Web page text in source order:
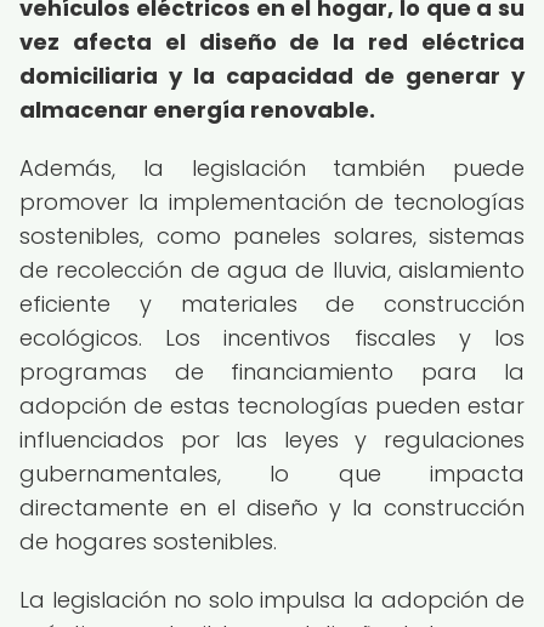
vehículos eléctricos en el hogar, lo que a su
vez afecta el diseño de la red eléctrica
domiciliaria y la capacidad de generar y
almacenar energía renovable.
Además, la legislación también puede
promover la implementación de tecnologías
sostenibles, como paneles solares, sistemas
de recolección de agua de lluvia, aislamiento
eficiente y materiales de construcción
ecológicos. Los incentivos fiscales y los
programas de financiamiento para la
adopción de estas tecnologías pueden estar
influenciados por las leyes y regulaciones
gubernamentales, lo que impacta
directamente en el diseño y la construcción
de hogares sostenibles.
La legislación no solo impulsa la adopción de